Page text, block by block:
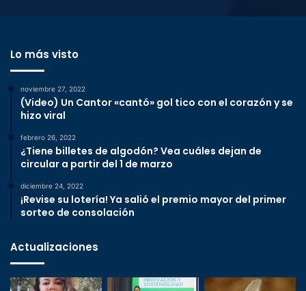
Lo más visto
noviembre 27, 2022
(Video) Un Cantor «cantó» gol tico con el corazón y se
hizo viral
febrero 26, 2022
¿Tiene billetes de algodón? Vea cuáles dejan de
circular a partir del 1 de marzo
diciembre 24, 2022
¡Revise su lotería! Ya salió el premio mayor del primer
sorteo de consolación
Actualizaciones